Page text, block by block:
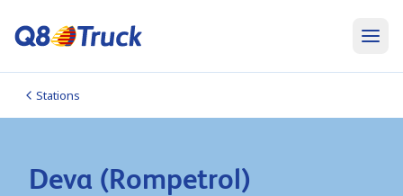
Stations
Deva (Rompetrol)